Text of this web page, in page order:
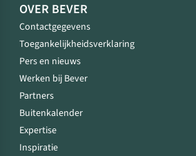
OVER BEVER
Contactgegevens
Toegankelijkheidsverklaring
Pers en nieuws
Werken bij Bever
Partners
Buitenkalender
Expertise
Inspiratie